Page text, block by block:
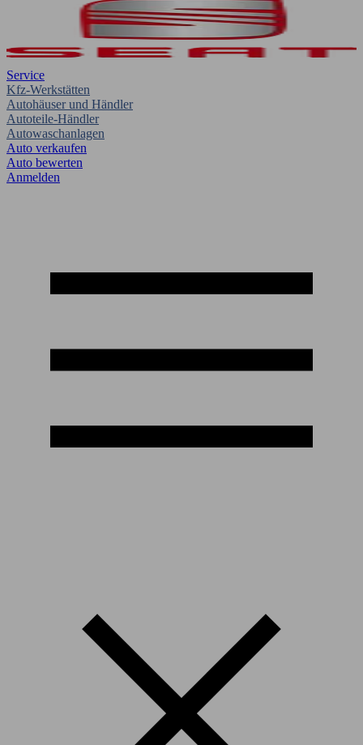
Service
Kfz-Werkstätten
Autohäuser und Händler
Autoteile-Händler
Autowaschanlagen
Auto verkaufen
Auto bewerten
Anmelden